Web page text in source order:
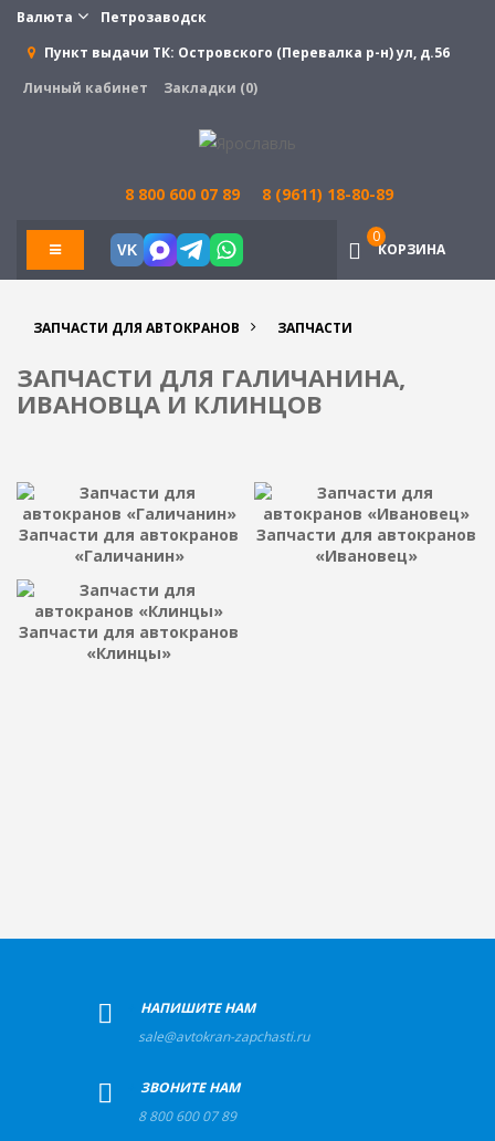
Валюта
Петрозаводск
Пункт выдачи ТК: Островского (Перевалка р-н) ул, д.56
Личный кабинет
Закладки (0)
8 800 600 07 89 8 (9611) 18-80-89
VK КОРЗИНА
0
ЗАПЧАСТИ ДЛЯ АВТОКРАНОВ ЗАПЧАСТИ
ЗАПЧАСТИ ДЛЯ ГАЛИЧАНИНА,
ИВАНОВЦА И КЛИНЦОВ
Запчасти для автокранов
«Галичанин»
Запчасти для автокранов
«Ивановец»
Запчасти для автокранов
«Клинцы»
НАПИШИТЕ НАМ
sale@avtokran-zapchasti.ru
ЗВОНИТЕ НАМ
8 800 600 07 89